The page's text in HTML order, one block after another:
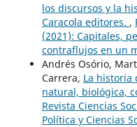
los discursos y la
Caracola editores. ,
(2021): Capitales,
contraflujos en un
Andrés Osório,
Carrera, La historia
natural, biológica,
Revista Ciencias
Política y Ciencias